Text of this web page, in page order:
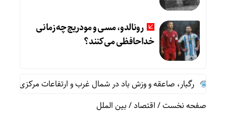
رونالدو، مسی و مودریچ چه زمانی
خداحافظی می‌کنند؟
رگبار، صاعقه و وزش باد در شمال غرب و ارتفاعات مرکزی ایران
صفحه نخست/اقتصاد/بین الملل